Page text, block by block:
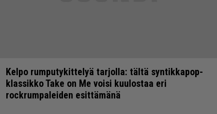
Kelpo rumputykittelyä tarjolla: tältä syntikkapop-
klassikko Take on Me voisi kuulostaa eri
rockrumpaleiden esittämänä